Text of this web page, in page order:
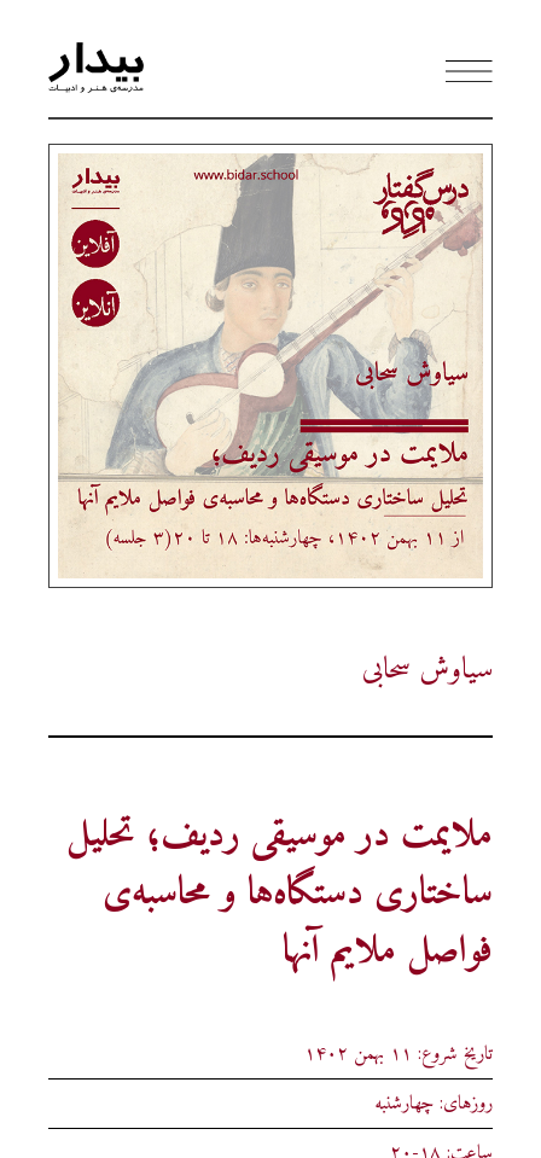
سیاوش سحابی
ملایمت در موسیقی ردیف؛ تحلیل
ساختاری دستگاه‌ها و محاسبه‌ی
فواصل ملایم آنها
تاریخ شروع: ۱۱ بهمن ۱۴۰۲
روزهای: چهارشنبه